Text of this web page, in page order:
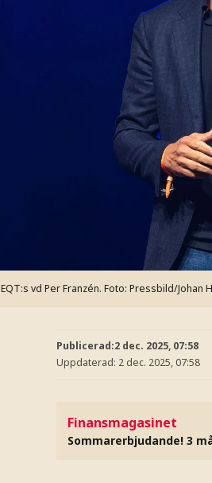
EQT:s vd Per Franzén. Foto: Pressbild/Johan
Publicerad:2 dec. 2025, 07:58
Uppdaterad: 2 dec. 2025, 07:58
Finansmagasinet
Sommarerbjudande! 3